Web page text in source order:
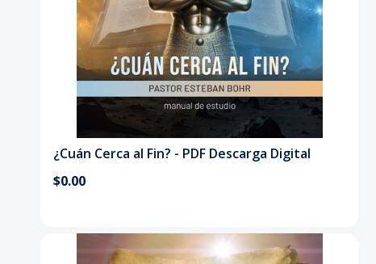
¿Cuán Cerca al Fin? - PDF Descarga Digital
$0.00